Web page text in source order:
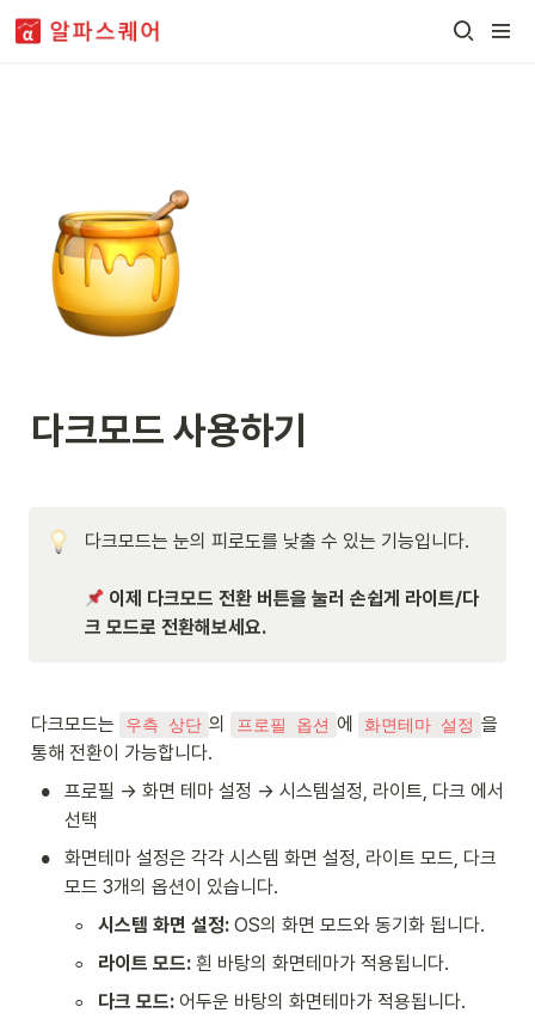
다크모드 사용하기
다크모드는 눈의 피로도를 낮출 수 있는 기능입니다.
이제 다크모드 전환 버튼을 눌러 손쉽게 라이트/다
크 모드로 전환해보세요.
다크모드는 우측 상단 의 프로필 옵션 에 화면테마 설정 을
통해 전환이 가능합니다.
•
프로필 → 화면 테마 설정 → 시스템설정, 라이트, 다크 에서
선택
•
화면테마 설정은 각각 시스템 화면 설정, 라이트 모드, 다크
모드 3개의 옵션이 있습니다.
◦ 시스템 화면 설정: OS의 화면 모드와 동기화 됩니다.
◦ 라이트 모드: 흰 바탕의 화면테마가 적용됩니다.
◦ 다크 모드: 어두운 바탕의 화면테마가 적용됩니다.